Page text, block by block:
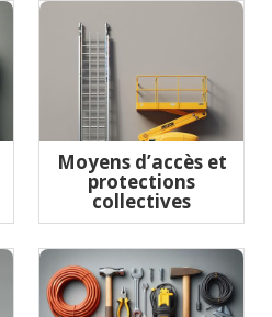
Moyens d’accès et
protections
collectives